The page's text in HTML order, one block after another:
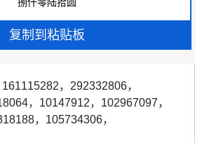
161115282， 292332806，
， 10147912， 102967097，
， 105734306，